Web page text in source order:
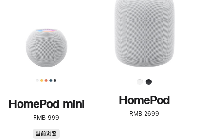
HomePod mini
RMB 999
当前浏览
了
解
HomePod<
HomePod
RMB 2699